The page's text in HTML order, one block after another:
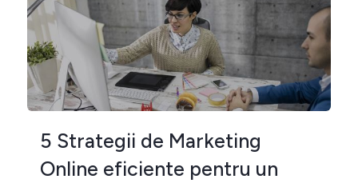
5 Strategii de Marketing
Online eficiente pentru un